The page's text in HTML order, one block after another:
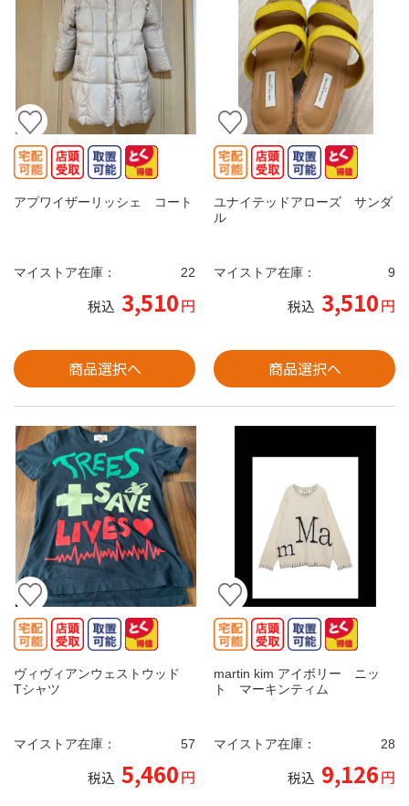
アプワイザーリッシェ コート
マイストア在庫： 22
税込 3,510円
商品選択へ
ユナイテッドアローズ サンダ
ル
マイストア在庫： 9
税込 3,510円
商品選択へ
ヴィヴィアンウェストウッド
Tシャツ
マイストア在庫： 57
税込 5,460円
martin kim アイボリー ニッ
ト マーキンティム
マイストア在庫： 28
税込 9,126円